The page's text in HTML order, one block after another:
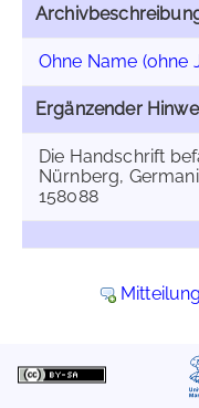
Ohne Name (ohne
Ergänzender
Die Handschrift
Nürnberg,
158088